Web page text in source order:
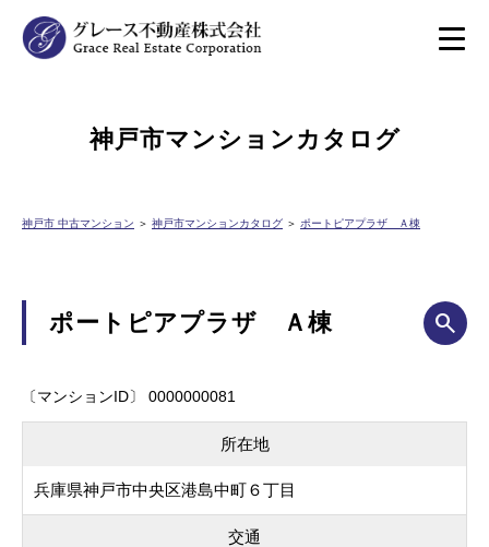
神戸市マンションカタログ
神戸市 中古マンション ＞ 神戸市マンションカタログ ＞ ポートピアプラザ Ａ棟
ポートピアプラザ Ａ棟
〔マンションID〕 0000000081
所在地
兵庫県神戸市中央区港島中町６丁目
交通